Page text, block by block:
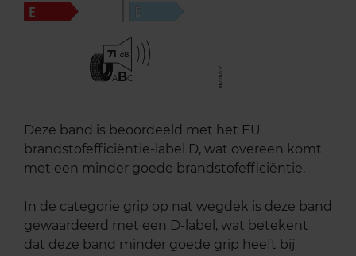
71
ABC
Deze band is beoordeeld met het EU
brandstofefficiëntie-label D, wat overeen komt
met een minder goede brandstofefficiëntie.
In de categorie grip op nat wegdek is deze band
gewaardeerd met een D-label, wat betekent
dat deze band minder goede grip heeft bij